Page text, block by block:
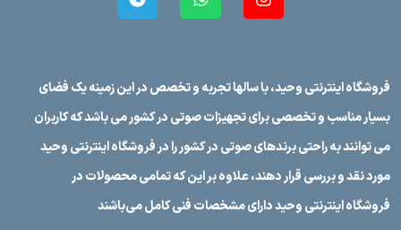
فروشگاه اینترنتی وحید، با سالها تجربه و تخصص در این زمینه یک فضای
بسیار مناسب و تخصصی برای تجهیزات صوتی در کشور می باشد که کاربران
می توانند به راحتی برندهای صوتی در کشور را در فروشگاه اینترنتی وحید
مورد نقد و بررسی قرار دهند، علاوه بر این که تمامی محصولات در
فروشگاه اینترنتی وحید دارای مشخصات فنی کامل می‌باشند